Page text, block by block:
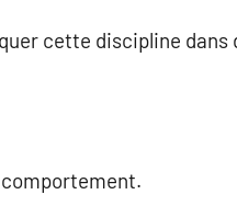
cette discipline